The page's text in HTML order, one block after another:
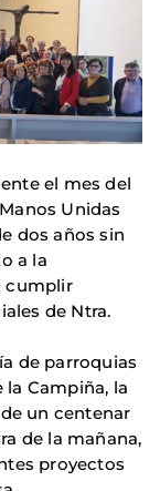
el mes del
Unidas
dos años sin
a la
cumplir
de Ntra.
de parroquias
Campiña, la
un centenar
de la mañana,
proyectos